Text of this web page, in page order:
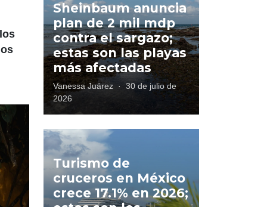
Sheinbaum anuncia
plan de 2 mil mdp
contra el sargazo;
estas son las playas
más afectadas
Vanessa Juárez ·
30 de julio de
2026
Turismo de
cruceros en México
crece 17.1% en 2026;